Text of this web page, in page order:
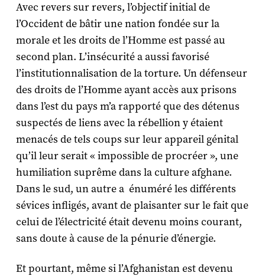
Avec revers sur revers, l’objectif initial de
l’Occident de bâtir une nation fondée sur la
morale et les droits de l’Homme est passé au
second plan. L’insécurité a aussi favorisé
l’institutionnalisation de la torture. Un défenseur
des droits de l’Homme ayant accès aux prisons
dans l’est du pays m’a rapporté que des détenus
suspectés de liens avec la rébellion y étaient
menacés de tels coups sur leur appareil génital
qu’il leur serait « impossible de procréer », une
humiliation suprême dans la culture afghane.
Dans le sud, un autre a énuméré les différents
sévices infligés, avant de plaisanter sur le fait que
celui de l’électricité était devenu moins courant,
sans doute à cause de la pénurie d’énergie.
Et pourtant, même si l’Afghanistan est devenu